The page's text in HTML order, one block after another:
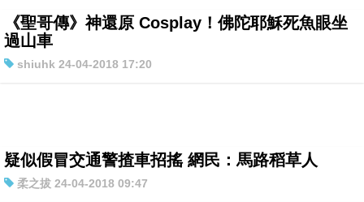
《聖哥傳》神還原 Cosplay！佛陀耶穌死魚眼坐
過山車
shiuhk 24-04-2018 17:20
疑似假冒交通警揸車招搖 網民：馬路稻草人
柔之拔 24-04-2018 09:47